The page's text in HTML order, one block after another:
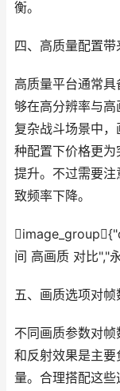
衡。
四、高质量配置
高质量平台通常
够在高分辨率与
复杂战斗场景中
种配置下价格更
提升。不过需要
致频率下降。
间 高画质 对比","
五、画质选项对
不同画质参数对
和反射效果是主
量。合理搭配这